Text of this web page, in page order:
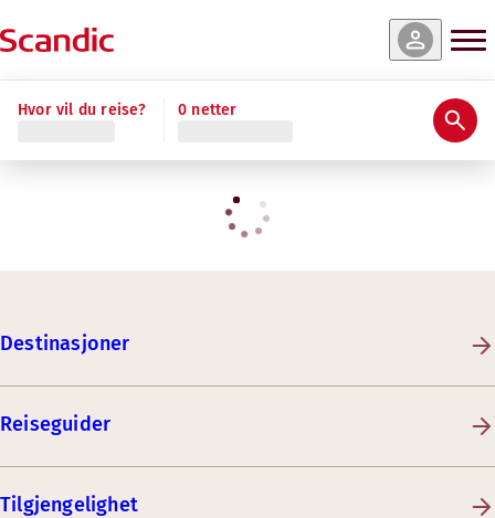
Hvor vil du reise? 0 netter
Destinasjoner
Reiseguider
Tilgjengelighet